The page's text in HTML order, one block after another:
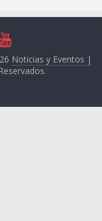
Noticias y Eventos |